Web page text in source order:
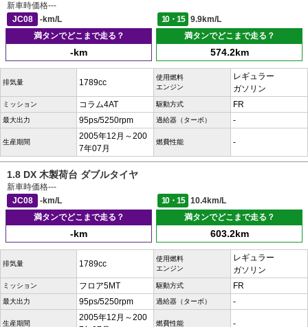
新車時価格---
JC08
-km/L 10・15
9.9km/L
満タンでどこまで走る？
-km
満タンでどこまで走る？
574.2km
排気量 1789cc
使用燃料
エンジン
レギュラー
ガソリン
ミッション コラム4AT 駆動方式 FR
最大出力 95ps/5250rpm 過給器（ターボ） -
生産期間
2005年12月～200
7年07月
燃費性能 -
1.8 DX 木製荷台 ダブルタイヤ
新車時価格---
JC08
-km/L 10・15
10.4km/L
満タンでどこまで走る？
-km
満タンでどこまで走る？
603.2km
排気量 1789cc
使用燃料
エンジン
レギュラー
ガソリン
ミッション フロア5MT 駆動方式 FR
最大出力 95ps/5250rpm 過給器（ターボ） -
生産期間
2005年12月～200
燃費性能 -